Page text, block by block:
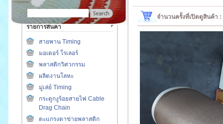
รายการสินค้า
สายพาน Timing
มอเตอร์ โรเลอร์
พลาสติกวิศวกรรม
ผลิตงานโลหะ
มู่เล่ย์ Timing
กระดูกงูร้อยสายไฟ Cable
Drag Chain
ตะแกรงตาข่ายพลาสติก
จำนวนครั้งที่เปิดดูสินค้า